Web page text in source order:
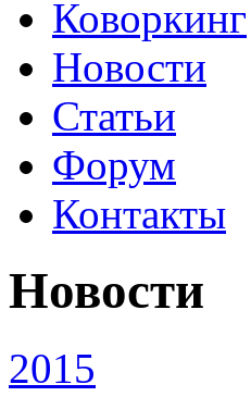
Коворкинг
Новости
Статьи
Форум
Контакты
Новости
2015